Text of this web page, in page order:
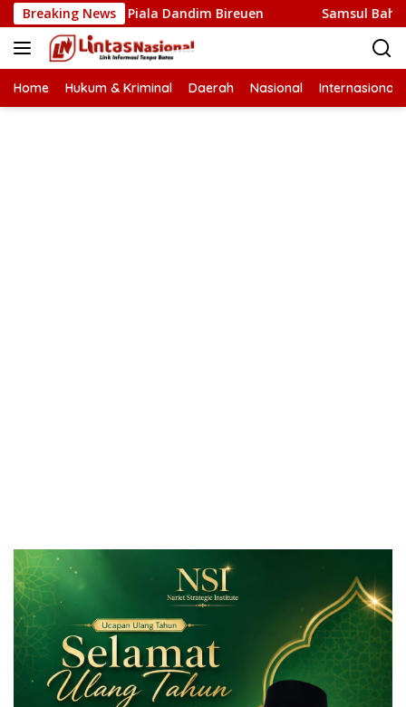
Langsung
ke
konten
Breaking News
Final Piala Dandim Bireuen Samsul Bahri Tiyong:
Home Hukum & Kriminal Daerah Nasional Internasional